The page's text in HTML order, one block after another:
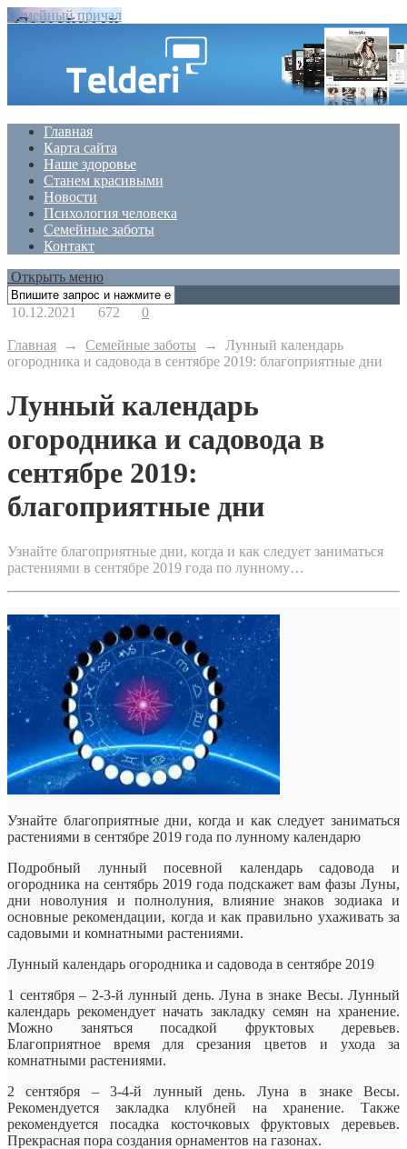
Семейный причал
Главная
Карта сайта
Наше здоровье
Станем красивыми
Новости
Психология человека
Семейные заботы
Контакт
Открыть меню
10.12.2021 672 0
Главная → Семейные заботы → Лунный календарь
огородника и садовода в сентябре 2019: благоприятные дни
Лунный календарь
огородника и садовода в
сентябре 2019:
благоприятные дни
Узнайте благоприятные дни, когда и как следует заниматься
растениями в сентябре 2019 года по лунному…
Узнайте благоприятные дни, когда и как следует заниматься
растениями в сентябре 2019 года по лунному календарю
Подробный лунный посевной календарь садовода и
огородника на сентябрь 2019 года подскажет вам фазы Луны,
дни новолуния и полнолуния, влияние знаков зодиака и
основные рекомендации, когда и как правильно ухаживать за
садовыми и комнатными растениями.
Лунный календарь огородника и садовода в сентябре 2019
1 сентября – 2-3-й лунный день. Луна в знаке Весы. Лунный
календарь рекомендует начать закладку семян на хранение.
Можно заняться посадкой фруктовых деревьев.
Благоприятное время для срезания цветов и ухода за
комнатными растениями.
2 сентября – 3-4-й лунный день. Луна в знаке Весы.
Рекомендуется закладка клубней на хранение. Также
рекомендуется посадка косточковых фруктовых деревьев.
Прекрасная пора создания орнаментов на газонах.